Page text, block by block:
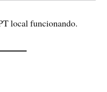
local funcionando.